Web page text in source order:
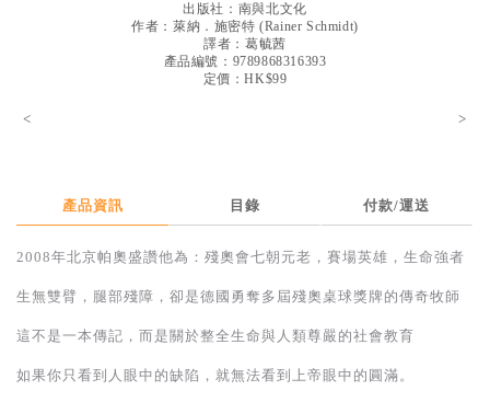
童書
暢銷榜
中文二手書
英文二手書
精選英文書
電子書
出版社： 南與北文化
作者： 萊納．施密特 (Rainer Schmidt)
譯者： 葛毓茜
產品編號：9789868316393
定價：HK$99
< >
產品資訊 目錄 付款/運送
2008年北京帕奧盛讚他為：殘奧會七朝元老，賽場英雄，生命強者
生無雙臂，腿部殘障，卻是德國勇奪多屆殘奧桌球獎牌的傳奇牧師
這不是一本傳記，而是關於整全生命與人類尊嚴的社會教育
如果你只看到人眼中的缺陷，就無法看到上帝眼中的圓滿。